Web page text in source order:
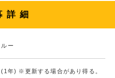
詳細
ー
年) ※更新する場合があり得る。